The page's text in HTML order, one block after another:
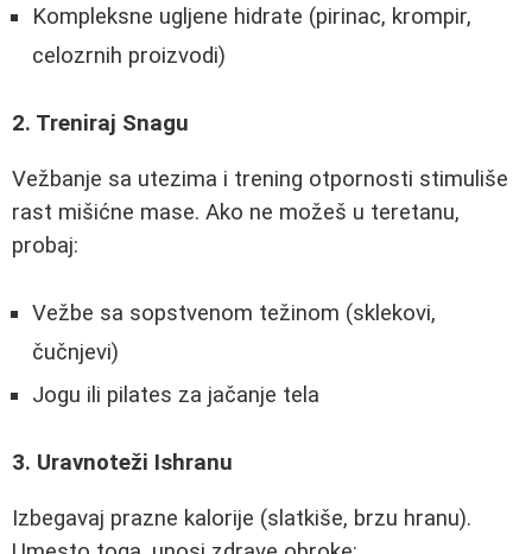
Kompleksne ugljene hidrate (pirinac, krompir,
celozrnih proizvodi)
2. Treniraj Snagu
Vežbanje sa utezima i trening otpornosti stimuliše
rast mišićne mase. Ako ne možeš u teretanu,
probaj:
Vežbe sa sopstvenom težinom (sklekovi,
čučnjevi)
Jogu ili pilates za jačanje tela
3. Uravnoteži Ishranu
Izbegavaj prazne kalorije (slatkiše, brzu hranu).